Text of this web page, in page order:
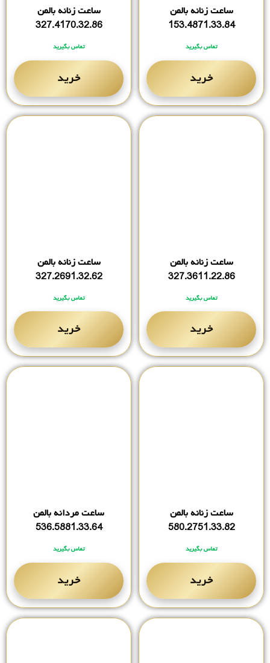
ساعت زنانه بالمن
153.4871.33.84
تماس بگیرید
خرید
ساعت زنانه بالمن
327.4170.32.86
تماس بگیرید
خرید
ساعت زنانه بالمن
327.3611.22.86
تماس بگیرید
خرید
ساعت زنانه بالمن
327.2691.32.62
تماس بگیرید
خرید
ساعت زنانه بالمن
580.2751.33.82
تماس بگیرید
خرید
ساعت مردانه بالمن
536.5881.33.64
تماس بگیرید
خرید